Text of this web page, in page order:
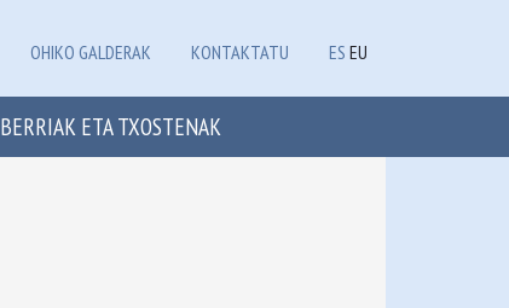
OHIKO GALDERAK KONTAKTATU ES EU
BERRIAK ETA TXOSTENAK